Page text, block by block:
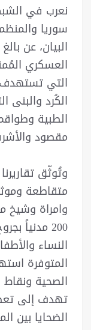
نعرب في
سوريا
البيان، عن
العسكري
التي تستهدف
الكُرد والبنى
الطبية
مقصود
وتُوثّق
وامراة وشيخ
200 مدنياً
النساء
المتوفرة
الصحية
تهدف إلى
الضحايا بين